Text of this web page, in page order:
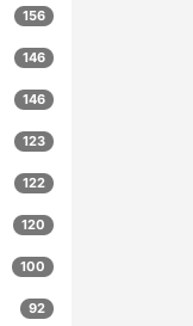
156
146
146
123
122
120
100
92